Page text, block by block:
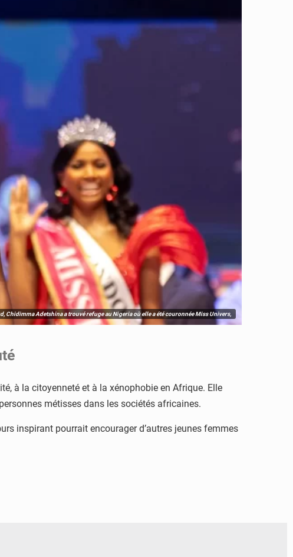
Chidimma Adetshina a trouvé refuge au Nigeria où elle a été couronnée Miss Univers,
à la citoyenneté et à la xénophobie en Afrique. Elle
métisses dans les sociétés africaines.
inspirant pourrait encourager d’autres jeunes femmes